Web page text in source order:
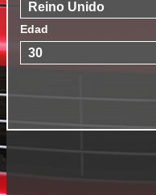
Edad